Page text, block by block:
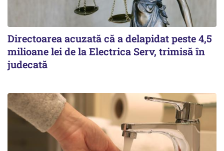
Directoarea acuzată că a delapidat peste 4,5
milioane lei de la Electrica Serv, trimisă în
judecată